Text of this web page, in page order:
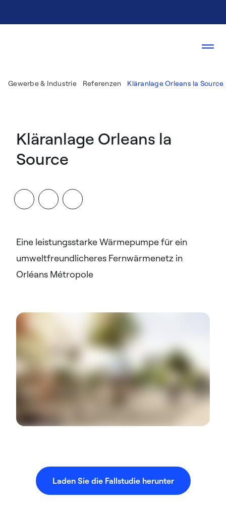
Gewerbe & Industrie Referenzen Kläranlage Orleans la Source
Kläranlage Orleans la
Source
Eine leistungsstarke Wärmepumpe für ein
umweltfreundlicheres Fernwärmenetz in
Orléans Métropole
Laden Sie die Fallstudie herunter